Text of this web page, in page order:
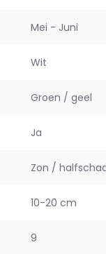
Mei - Juni
Wit
Groen / geel
Ja
Zon /
10-20 cm
9